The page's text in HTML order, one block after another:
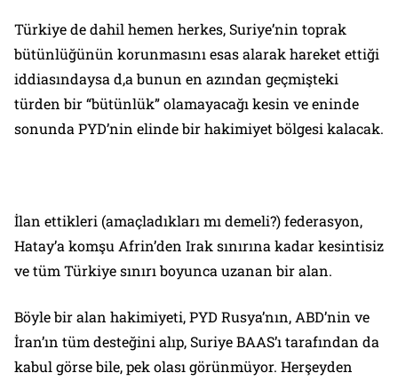
Türkiye de dahil hemen herkes, Suriye’nin toprak
bütünlüğünün korunmasını esas alarak hareket ettiği
iddiasındaysa d,a bunun en azından geçmişteki
türden bir “bütünlük” olamayacağı kesin ve eninde
sonunda PYD’nin elinde bir hakimiyet bölgesi kalacak.
İlan ettikleri (amaçladıkları mı demeli?) federasyon,
Hatay’a komşu Afrin’den Irak sınırına kadar kesintisiz
ve tüm Türkiye sınırı boyunca uzanan bir alan.
Böyle bir alan hakimiyeti, PYD Rusya’nın, ABD’nin ve
İran’ın tüm desteğini alıp, Suriye BAAS’ı tarafından da
kabul görse bile, pek olası görünmüyor. Herşeyden